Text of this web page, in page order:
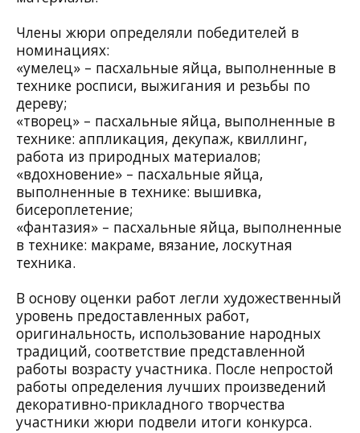
Члены жюри определяли победителей в
номинациях:
«умелец» – пасхальные яйца, выполненные в
технике росписи, выжигания и резьбы по
дереву;
«творец» – пасхальные яйца, выполненные в
технике: аппликация, декупаж, квиллинг,
работа из природных материалов;
«вдохновение» – пасхальные яйца,
выполненные в технике: вышивка,
бисероплетение;
«фантазия» – пасхальные яйца, выполненные
в технике: макраме, вязание, лоскутная
техника.
В основу оценки работ легли художественный
уровень предоставленных работ,
оригинальность, использование народных
традиций, соответствие представленной
работы возрасту участника. После непростой
работы определения лучших произведений
декоративно-прикладного творчества
участники жюри подвели итоги конкурса.